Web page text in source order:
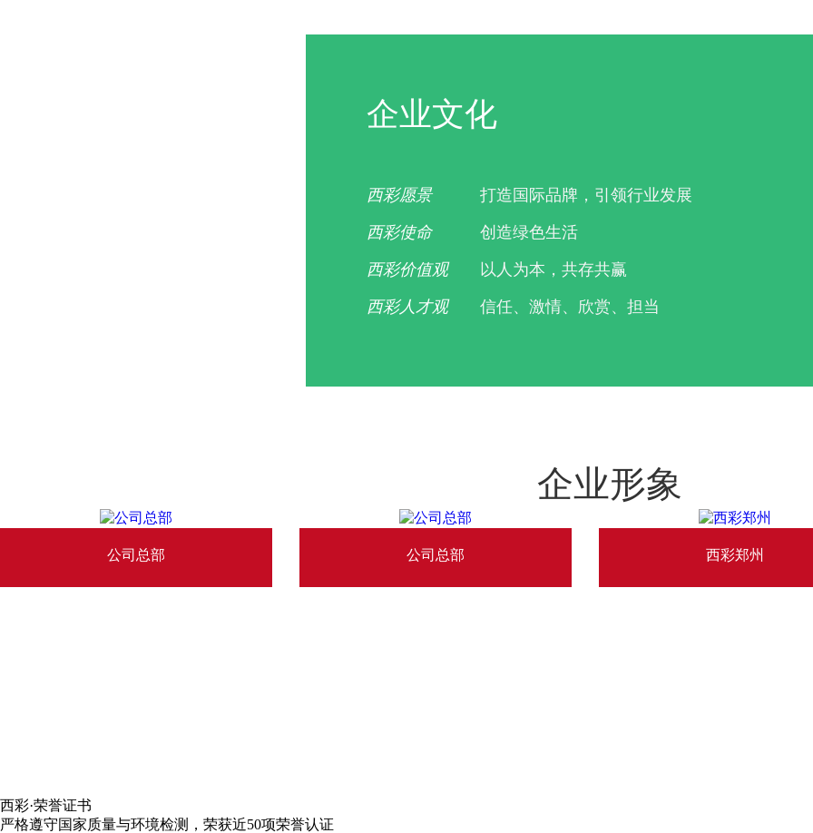
企业文化
西彩愿景 打造国际品牌，引领行业发展
西彩使命 创造绿色生活
西彩价值观 以人为本，共存共赢
西彩人才观 信任、激情、欣赏、担当
企业形象
公司总部 公司总部 西彩郑州
西彩·荣誉证书
严格遵守国家质量与环境检测，荣获近50项荣誉认证